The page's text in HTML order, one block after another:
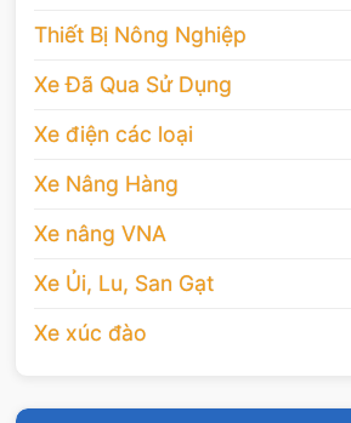
Thiết Bị Nông Nghiệp
Xe Đã Qua Sử Dụng
Xe điện các loại
Xe Nâng Hàng
Xe nâng VNA
Xe Ủi, Lu, San Gạt
Xe xúc đào